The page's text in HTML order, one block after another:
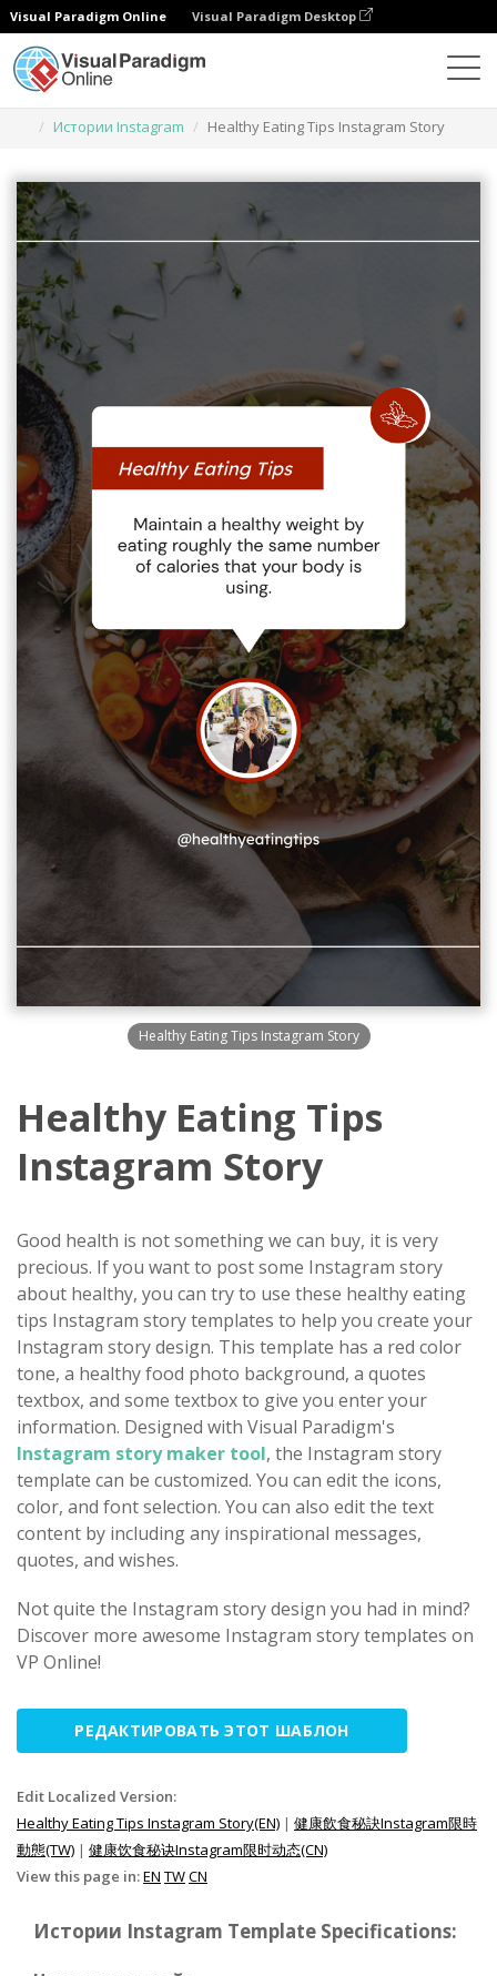
Visual Paradigm Online Visual Paradigm Desktop
Истории Instagram
Healthy Eating Tips Instagram Story
Healthy Eating Tips Instagram Story
Healthy Eating Tips
Instagram Story
Good health is not something we can buy, it is very
precious. If you want to post some Instagram story
about healthy, you can try to use these healthy eating
tips Instagram story templates to help you create your
Instagram story design. This template has a red color
tone, a healthy food photo background, a quotes
textbox, and some textbox to give you enter your
information. Designed with Visual Paradigm's
Instagram story maker tool, the Instagram story
template can be customized. You can edit the icons,
color, and font selection. You can also edit the text
content by including any inspirational messages,
quotes, and wishes.
Not quite the Instagram story design you had in mind?
Discover more awesome Instagram story templates on
VP Online!
РЕДАКТИРОВАТЬ ЭТОТ ШАБЛОН
Edit Localized Version:
Healthy Eating Tips Instagram Story(EN) | 健康飲食秘訣Instagram限時
動態(TW) | 健康饮食秘诀Instagram限时动态(CN)
View this page in:EN TWCN
Истории Instagram Template Specifications: